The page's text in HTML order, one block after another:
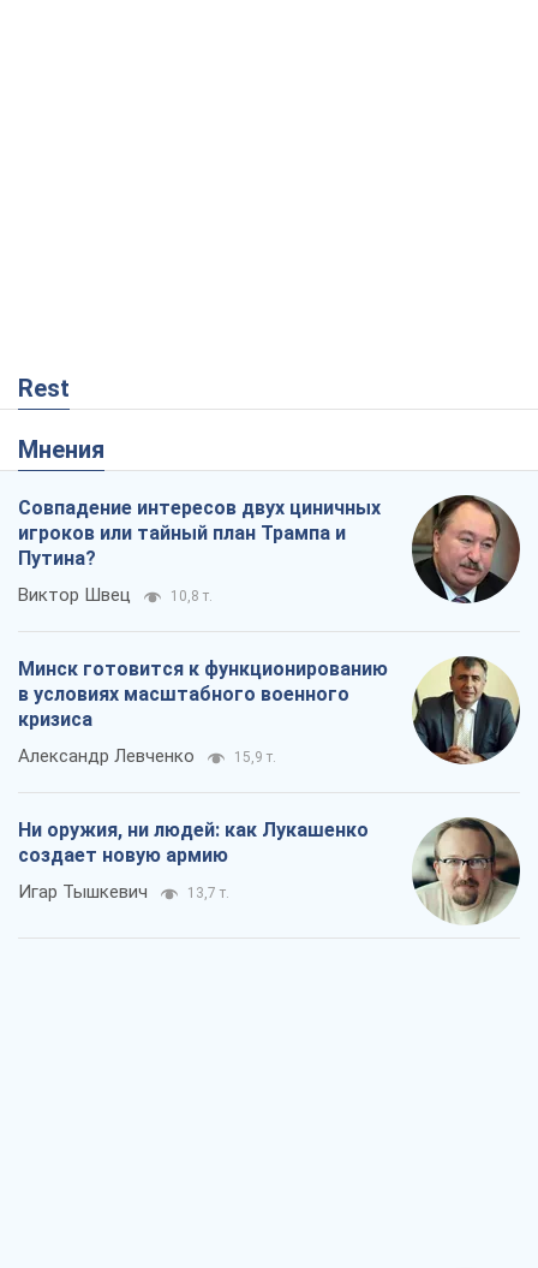
Rest
Мнения
Совпадение интересов двух циничных
игроков или тайный план Трампа и
Путина?
Виктор Швец 10,8 т.
Минск готовится к функционированию
в условиях масштабного военного
кризиса
Александр Левченко 15,9 т.
Ни оружия, ни людей: как Лукашенко
создает новую армию
Игар Тышкевич 13,7 т.